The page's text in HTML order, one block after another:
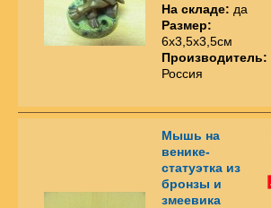
На складе: да
Размер:
6х3,5х3,5см
Производитель:
Россия
Мышь на
венике-
статуэтка из
бронзы и
змеевика